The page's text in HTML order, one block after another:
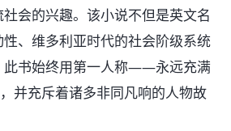
会的兴趣。该小说不但是英文名
、维多利亚时代的社会阶级系统
此书始终用第一人称——永远充满
并充斥着诸多非同凡响的人物故